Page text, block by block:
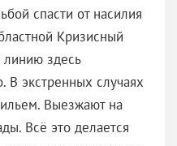
спасти от насилия
Кризисный
линию здесь
В экстренных случаях
Выезжают на
Всё это делается